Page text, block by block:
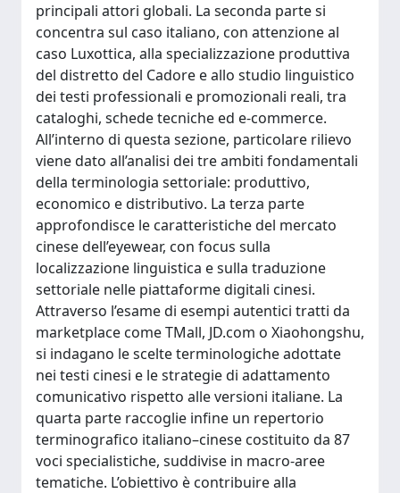
principali attori globali. La seconda parte si
concentra sul caso italiano, con attenzione al
caso Luxottica, alla specializzazione produttiva
del distretto del Cadore e allo studio linguistico
dei testi professionali e promozionali reali, tra
cataloghi, schede tecniche ed e-commerce.
All’interno di questa sezione, particolare rilievo
viene dato all’analisi dei tre ambiti fondamentali
della terminologia settoriale: produttivo,
economico e distributivo. La terza parte
approfondisce le caratteristiche del mercato
cinese dell’eyewear, con focus sulla
localizzazione linguistica e sulla traduzione
settoriale nelle piattaforme digitali cinesi.
Attraverso l’esame di esempi autentici tratti da
marketplace come TMall, JD.com o Xiaohongshu,
si indagano le scelte terminologiche adottate
nei testi cinesi e le strategie di adattamento
comunicativo rispetto alle versioni italiane. La
quarta parte raccoglie infine un repertorio
terminografico italiano–cinese costituito da 87
voci specialistiche, suddivise in macro-aree
tematiche. L’obiettivo è contribuire alla